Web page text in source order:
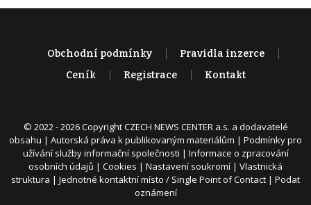
Obchodní podmínky
Pravidla inzerce
Ceník
Registrace Kontakt
© 2022 - 2026 Copyright CZECH NEWS CENTER a.s. a dodavatelé
obsahu | Autorská práva k publikovaným materiálům | Podmínky pro
užívání služby informační společnosti | Informace o zpracování
osobních údajů | Cookies | Nastavení soukromí | Vlastnická
struktura | Jednotné kontaktní místo / Single Point of Contact | Podat
oznámení